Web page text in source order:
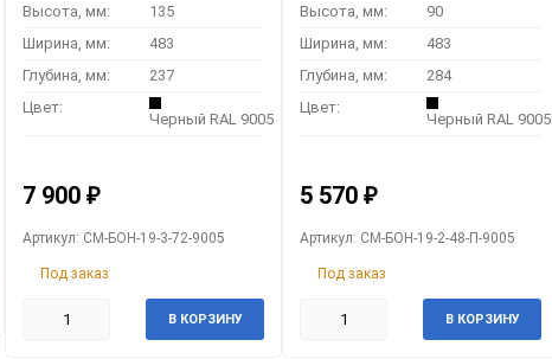
Высота, мм:
135
Ширина, мм:
483
Глубина, мм:
237
Цвет:
Черный RAL 9005
7 900 ₽
Артикул: CM-БОН-19-3-72-9005
Под заказ
В КОРЗИНУ
Высота, мм:
90
Ширина, мм:
483
Глубина, мм:
284
Цвет:
Черный RAL 9005
5 570 ₽
Артикул: CM-БОН-19-2-48-П-9005
Под заказ
В КОРЗИНУ